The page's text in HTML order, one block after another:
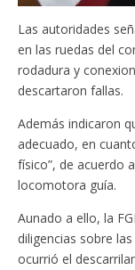
Las autoridades
en las ruedas del
rodadura y
descartaron fallas.
Además indicaron
adecuado, en
físico”, de acuerdo
locomotora guía.
Aunado a ello, la
diligencias sobre
ocurrió el